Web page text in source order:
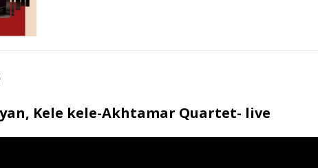
Kele kele-Akhtamar Quartet- live